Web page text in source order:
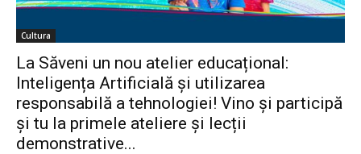
Cultura
La Săveni un nou atelier educațional:
Inteligența Artificială și utilizarea
responsabilă a tehnologiei! Vino și participă
și tu la primele ateliere și lecții
demonstrative...